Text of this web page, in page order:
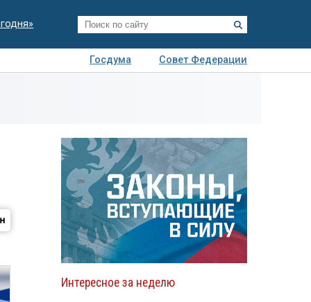
Госдума
Совет Федерации
Интересное за неделю